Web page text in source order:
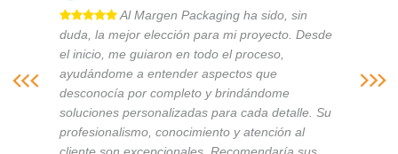
Al Margen Packaging ha sido, sin
duda, la mejor elección para mi proyecto. Desde
el inicio, me guiaron en todo el proceso,
ayudándome a entender aspectos que
desconocía por completo y brindándome
soluciones personalizadas para cada detalle. Su
profesionalismo, conocimiento y atención al